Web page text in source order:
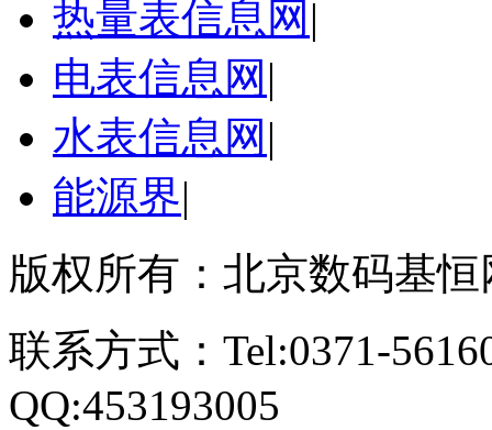
热量表信息网 |
电表信息网 |
水表信息网 |
能源界|
版权所有：北京数码基
联系方式：Tel:0371-
QQ:453193005